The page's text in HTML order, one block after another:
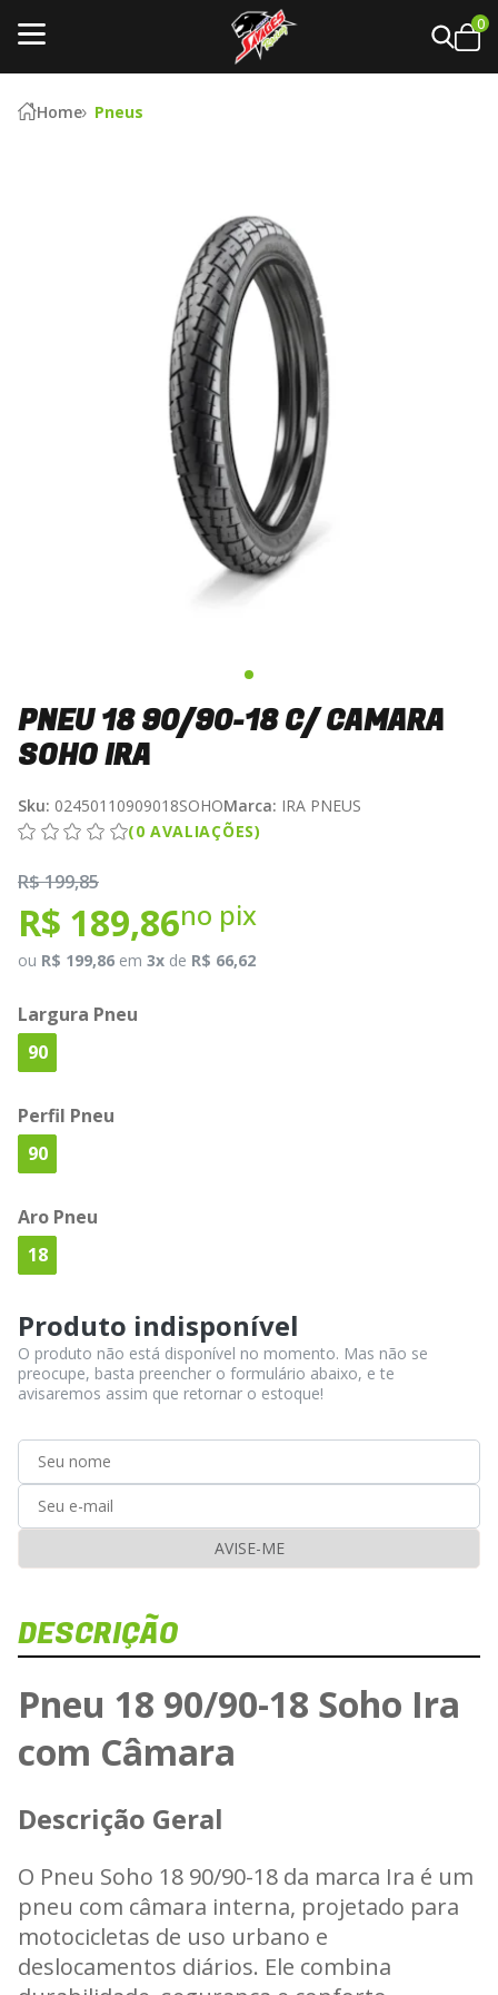
0
Home Pneus
PNEU 18 90/90-18 C/ CAMARA
SOHO IRA
Sku: 02450110909018SOHOMarca: IRA PNEUS
(0 AVALIAÇÕES)
R$ 199,85
R$ 189,86no pix
ou R$ 199,86 em 3x de R$ 66,62
Largura Pneu
90
Perfil Pneu
90
Aro Pneu
18
Produto indisponível
O produto não está disponível no momento. Mas não se
preocupe, basta preencher o formulário abaixo, e te
avisaremos assim que retornar o estoque!
AVISE-ME
DESCRIÇÃO
Pneu 18 90/90-18 Soho Ira
com Câmara
Descrição Geral
O Pneu Soho 18 90/90-18 da marca Ira é um
pneu com câmara interna, projetado para
motocicletas de uso urbano e
deslocamentos diários. Ele combina